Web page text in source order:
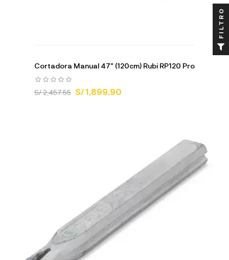
Cortadora Manual 47" (120cm) Rubi RP120 Pro
S/ 2,457.55 S/ 1,899.90
FILTRO